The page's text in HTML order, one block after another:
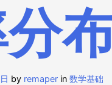
by remaperin 数学基础